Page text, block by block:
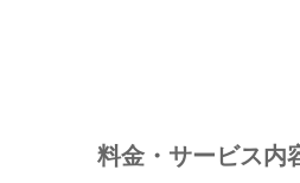
料金・サービス内